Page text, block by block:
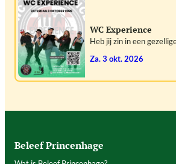
WC Experience
Heb jij zin in een
za. 3 okt. 2026
Beleef Princenhage